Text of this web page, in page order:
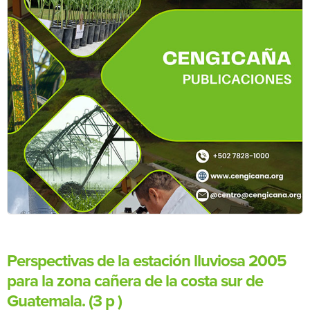
Perspectivas de la estación lluviosa 2005
para la zona cañera de la costa sur de
Guatemala. (3 p )